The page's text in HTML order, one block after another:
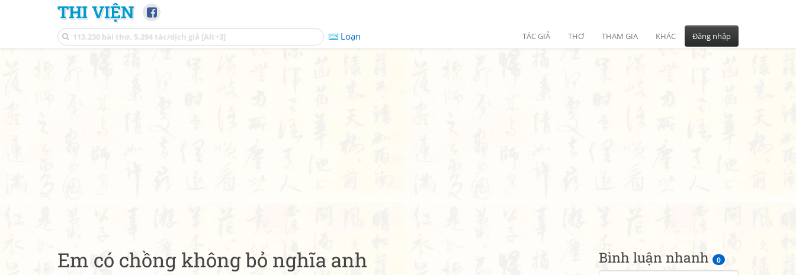
THI VIỆN
Loạn TÁC GIẢ THƠ THAM GIA KHÁC Đăng nhập
Bình luận nhanh 0
Em có chồng không bỏ nghĩa anh